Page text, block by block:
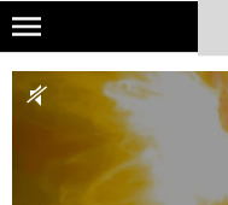
Skip
main
NATIONAL GEOGRAPHIC
PODCASTY